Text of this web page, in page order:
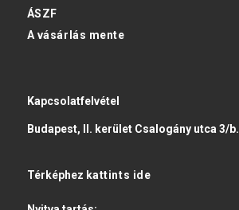
ÁSZF
A vásárlás mente
Kapcsolatfelvétel
Budapest, II. kerület Csalogány utca 3/b.
Térképhez kattints ide